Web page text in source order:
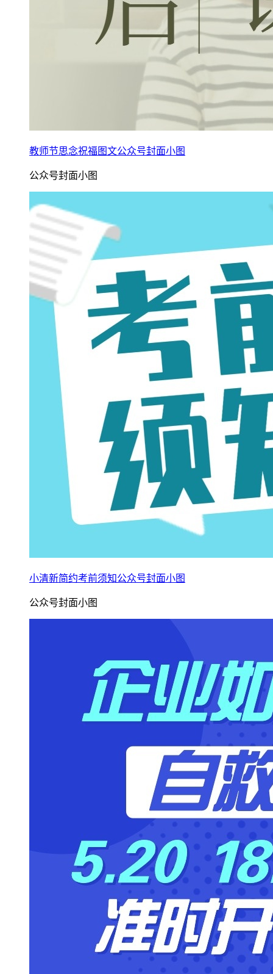
教师节思念祝福图文公众号封面小图
公众号封面小图
小清新简约考前须知公众号封面小图
公众号封面小图